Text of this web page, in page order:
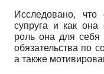
Исследовано,
супруга и как она
роль она для себя
обязательства по
а также